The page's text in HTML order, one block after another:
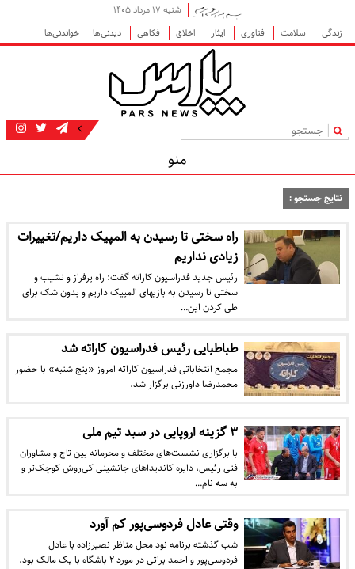
شنبه ۱۷ مرداد ۱۴۰۵
زندگی
سلامت فناوری ایثار اخلاق فکاهی دیدنی‌ها خواندنی‌ها
|
منو
نتایج جستجو :
راه سختی تا رسیدن به المپیک داریم/تغییرات
زیادی نداریم
رئیس جدید فدراسیون کاراته گفت: راه پرفراز و نشیب و
سختی تا رسیدن به بازیهای المپیک داریم و بدون شک برای
طی کردن این…
طباطبایی رئیس فدراسیون کاراته شد
مجمع انتخاباتی فدراسیون کاراته امروز «پنج شنبه» با حضور
محمدرضا داورزنی برگزار شد.
۳ گزینه اروپایی در سبد تیم ملی
با برگزاری نشست‌های مختلف و محرمانه بین تاج و مشاوران
فنی رئیس، دایره کاندیدا‌های جانشینی کی‌روش کوچک‌تر و
به سه نام…
وقتی عادل فردوسی‌پور کم آورد
شب گذشته برنامه نود محل مناظر نصیرزاده با عادل
فردوسی‌پور و احمد براتی در مورد ۲ باشگاه با یک مالک بود.